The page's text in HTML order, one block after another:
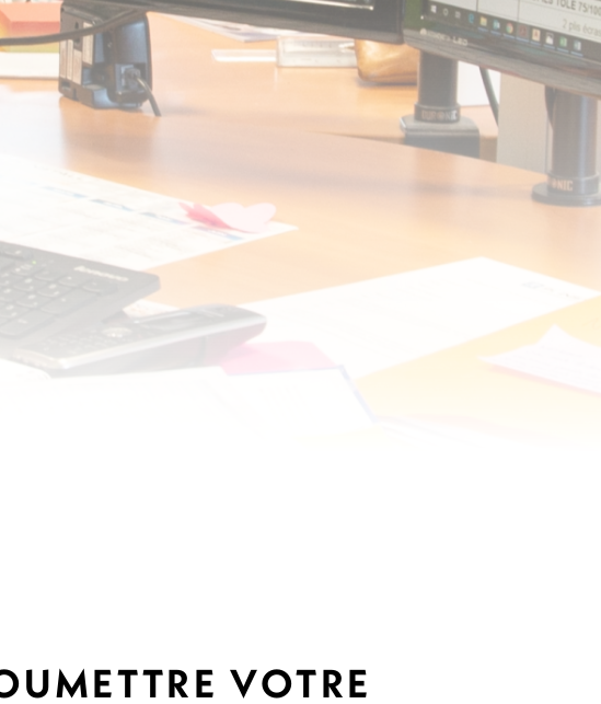
VOTRE